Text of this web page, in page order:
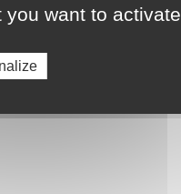
want to activate